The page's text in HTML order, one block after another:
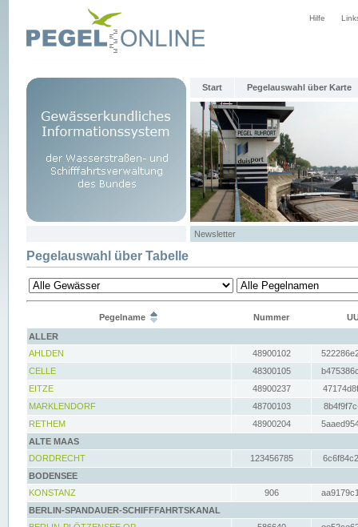
Hilfe
Start Pegelauswahl über Karte
Newsletter
Pegelauswahl über Tabelle
Pegelname Nummer
ALLER
AHLDEN
48900102
CELLE
48300105
EITZE
48900237
MARKLENDORF
48700103
RETHEM
48900204
ALTE MAAS
DORDRECHT
123456785
BODENSEE
KONSTANZ
906
BERLIN-SPANDAUER-SCHIFFFAHRTSKANAL